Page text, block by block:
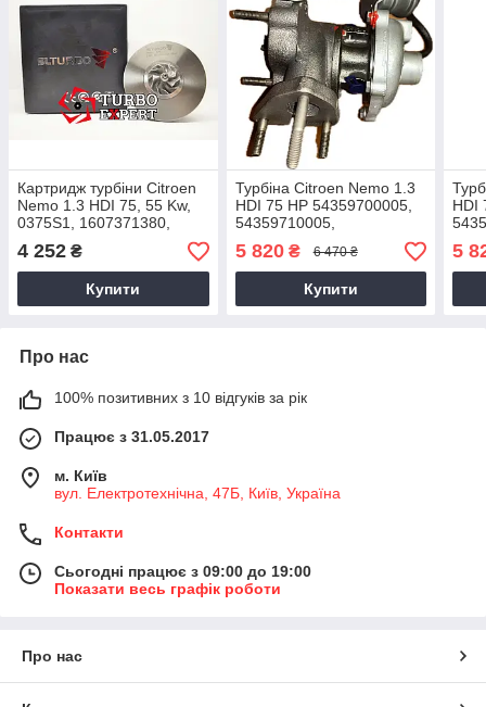
Картридж турбіни Citroen
Nemo 1.3 HDI 75, 55 Kw,
0375S1, 1607371380,
54359880005
4 252 ₴
Купити
Турбіна Citroen Nemo 1.3
HDI 75 HP 54359700005,
54359710005,
2010+
5 820₴ 6 470 ₴
Купити
HDI
5
Про нас
100% позитивних з 10 відгуків за рік
Працює з 31.05.2017
м. Київ
вул. Електротехнічна, 47Б, Київ, Україна
Контакти
Сьогодні працює з 09:00 до 19:00
Показати весь графік роботи
Про нас